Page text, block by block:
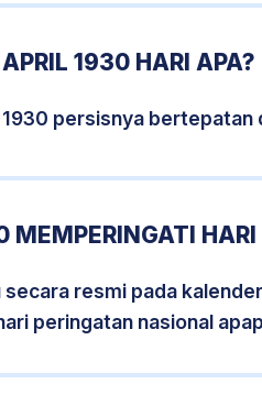
1930 HARI APA?
persisnya bertepatan
MEMPERINGATI HARI
secara resmi pada
peringatan nasional